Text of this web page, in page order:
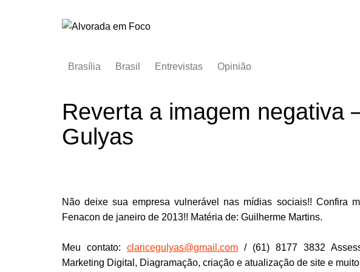
Brasília
Brasil Entrevistas Opinião
Reverta a imagem negativa
Gulyas
Não deixe sua empresa vulnerável nas mídias sociais!! Confira
Fenacon de janeiro de 2013!! Matéria de: Guilherme Martins.
Meu contato: claricegulyas@gmail.com / (61) 8177 3832
Marketing Digital, Diagramação, criação e atualização de site e